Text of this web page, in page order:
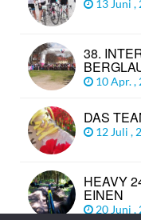
13 Juni ,
38.
10 Apr. ,
DAS
12 Juli ,
HEAVY
EINEN
20 Juni ,